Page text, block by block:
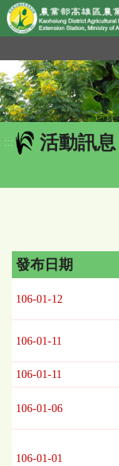
網頁置頂
到
主
要
內
容
區
::: 活動訊息
動
訊
息
表，
欄
位
為：
發布日期
106-01-12
106-01-11
106-01-11
106-01-06
106-01-01